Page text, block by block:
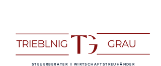
STEUERBERATER || WIRTSCHAFTSTREUHÄNDER